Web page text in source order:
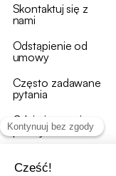
Skontaktuj się z
nami
Odstąpienie od
umowy
Często zadawane
pytania
Gdzie jest moja
przesyłka?